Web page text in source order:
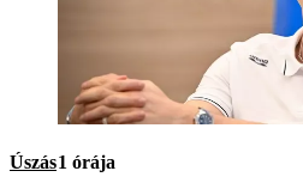
Úszás1 órája